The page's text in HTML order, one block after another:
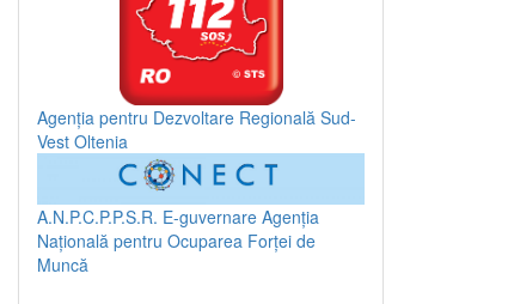
Agenția pentru Dezvoltare Regională Sud-
Vest Oltenia
A.N.P.C.P.P.S.R. E-guvernare Agenția
Națională pentru Ocuparea Forței de
Muncă